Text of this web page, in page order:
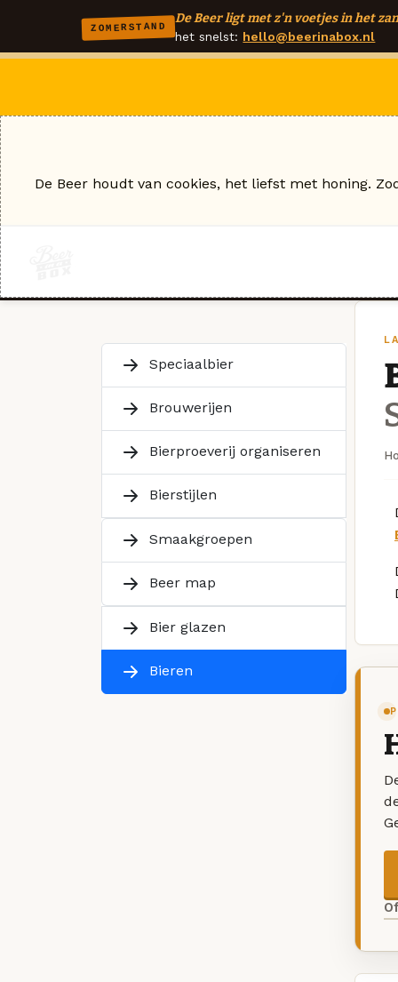
ZOMERSTAND
De Beer ligt met z'n voetjes in het
het snelst: hello@beerinabox.nl
Speciaalbier
Brouwerijen
Bierproeverij organiseren
Bierstijlen
Smaakgroepen
Beer map
Bier glazen
Bieren
De Beer houdt van cookies, het liefst met honing.